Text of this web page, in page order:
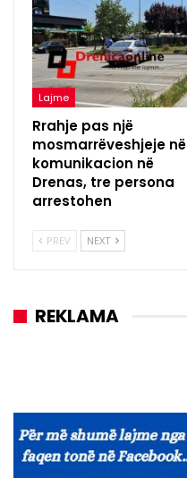
Lajme
Rrahje pas një
mosmarrëveshjeje në
komunikacion në
Drenas, tre persona
arrestohen
PREV NEXT
REKLAMA